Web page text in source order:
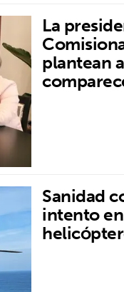
La
plantean
Sanidad
intento